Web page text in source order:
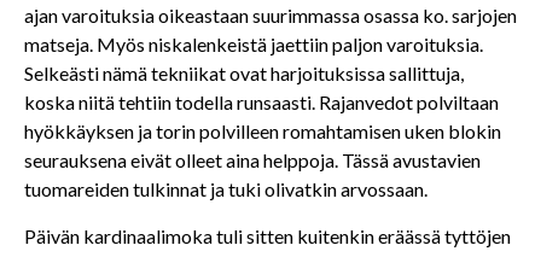
ajan varoituksia oikeastaan suurimmassa osassa ko. sarjojen
matseja. Myös niskalenkeistä jaettiin paljon varoituksia.
Selkeästi nämä tekniikat ovat harjoituksissa sallittuja,
koska niitä tehtiin todella runsaasti. Rajanvedot polviltaan
hyökkäyksen ja torin polvilleen romahtamisen uken blokin
seurauksena eivät olleet aina helppoja. Tässä avustavien
tuomareiden tulkinnat ja tuki olivatkin arvossaan.
Päivän kardinaalimoka tuli sitten kuitenkin eräässä tyttöjen